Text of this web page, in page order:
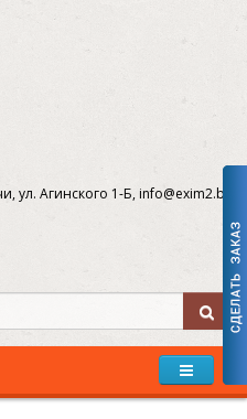
ул. Агинского 1-Б, info@exim2.by